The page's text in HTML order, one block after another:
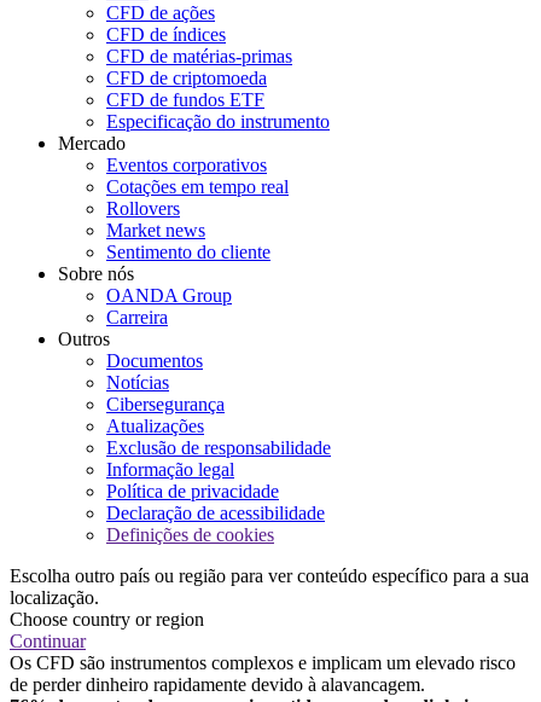
CFD de ações
CFD de índices
CFD de matérias-primas
CFD de criptomoeda
CFD de fundos ETF
Especificação do instrumento
Mercado
Eventos corporativos
Cotações em tempo real
Rollovers
Market news
Sentimento do cliente
Sobre nós
OANDA Group
Carreira
Outros
Documentos
Notícias
Cibersegurança
Atualizações
Exclusão de responsabilidade
Informação legal
Política de privacidade
Declaração de acessibilidade
Definições de cookies
Escolha outro país ou região para ver conteúdo específico para a sua
localização.
Choose country or region
Continuar
Os CFD são instrumentos complexos e implicam um elevado risco
de perder dinheiro rapidamente devido à alavancagem.